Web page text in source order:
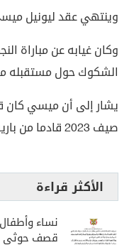
وينتهي عقد ليونيل ميسي
وكان غيابه عن مباراة
الشكوك حول مستقبله
يشار إلى أن ميسي كان
صيف 2023 قادما من باريس سان جرمان بصفقة انتقال حر.
الأكثر قراءة
نساء
قصف حوثي